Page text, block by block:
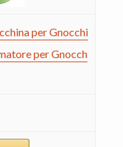
per Gnocchi
per Gnocch